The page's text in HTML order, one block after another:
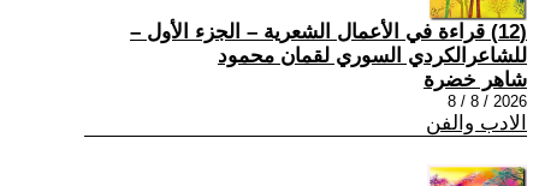
(12) قراءة في الأعمال الشعرية – الجزء الأول –
للشاعرالكردي السوري لقمان محمود
شاهر خضرة
2026 / 8 / 8
الادب والفن